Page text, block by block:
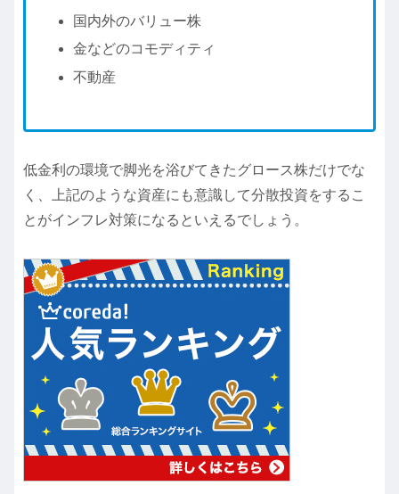
国内外のバリュー株
金などのコモディティ
不動産
低金利の環境で脚光を浴びてきたグロース株だけでな
く、上記のような資産にも意識して分散投資をするこ
とがインフレ対策になるといえるでしょう。